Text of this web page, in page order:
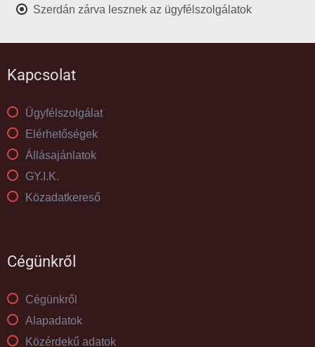
Szerdán zárva lesznek az ügyfélszolgálatok
Kapcsolat
Ügyfélszolgálat
Elérhetőségek
Állásajánlatok
GY.I.K.
Közadatkereső
Cégünkről
Cégünkről
Alapadatok
Közérdekű adatok